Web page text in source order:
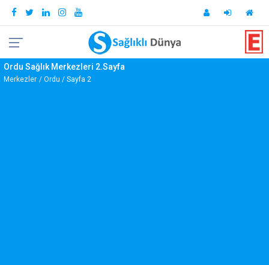
Ordu Sağlık Merkezleri 2.Sayfa
Merkezler Ordu Sayfa 2